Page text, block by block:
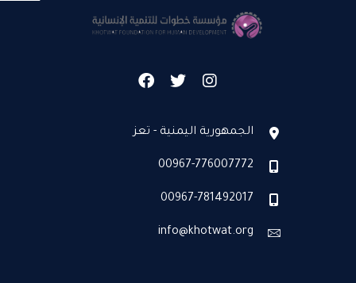
الجمهورية اليمنية - تعز
00967-776007772
00967-781492017
info@khotwat.org